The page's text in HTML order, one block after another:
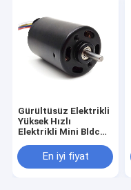
Gürültüsüz Elektrikli
Yüksek Hızlı
Elektrikli Mini Bldc
En iyi fiyat